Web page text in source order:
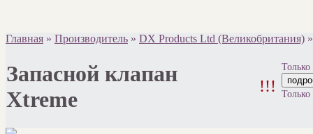
Главная » Производитель » DX Products Ltd (Великобритания)
Запасной клапан
Xtreme
!!!